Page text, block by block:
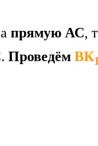
прямую АС,
. Проведём ВК